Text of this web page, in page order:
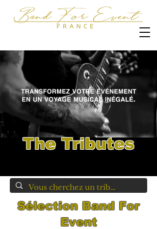
The Tributes
Sélection Band For
Event